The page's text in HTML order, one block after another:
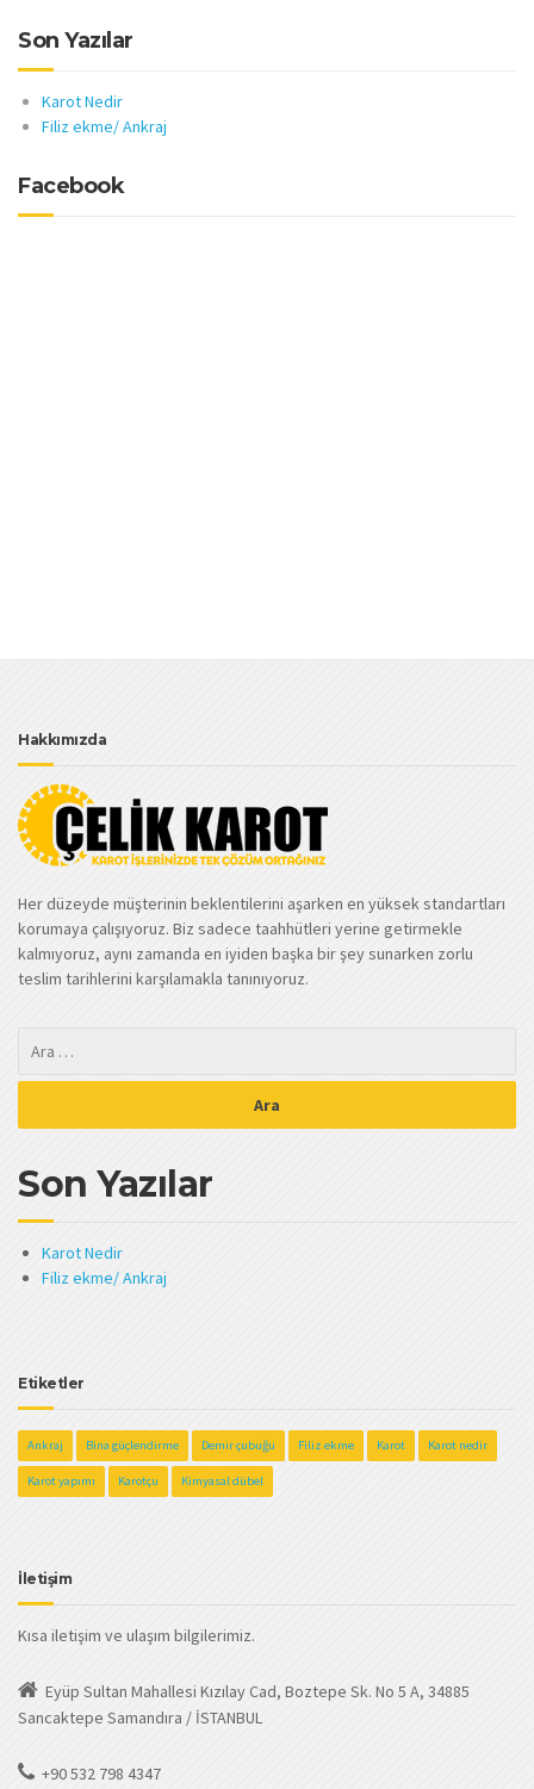
Son Yazılar
Karot Nedir
Filiz ekme/ Ankraj
Facebook
Hakkımızda
Her düzeyde müşterinin beklentilerini aşarken en yüksek standartları
korumaya çalışıyoruz. Biz sadece taahhütleri yerine getirmekle
kalmıyoruz, aynı zamanda en iyiden başka bir şey sunarken zorlu
teslim tarihlerini karşılamakla tanınıyoruz.
Son Yazılar
Karot Nedir
Filiz ekme/ Ankraj
Etiketler
Ankraj Bina güçlendirme Demir çubuğu Filiz ekme Karot Karot nedir
Karot yapımı Karotçu Kimyasal dübel
İletişim
Kısa iletişim ve ulaşım bilgilerimiz.
Eyüp Sultan Mahallesi Kızılay Cad, Boztepe Sk. No 5 A, 34885
Sancaktepe Samandıra / İSTANBUL
+90 532 798 4347